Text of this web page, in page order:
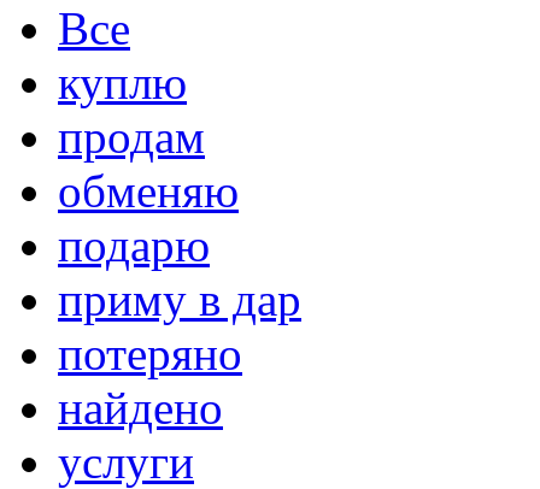
Все
куплю
продам
обменяю
подарю
приму в дар
потеряно
найдено
услуги